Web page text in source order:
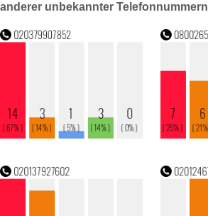
anderer unbekannter Telefonnummern